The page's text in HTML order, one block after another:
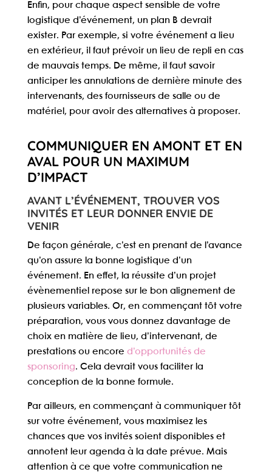
Enfin, pour chaque aspect sensible de votre
logistique d’événement, un plan B devrait
exister. Par exemple, si votre événement a lieu
en extérieur, il faut prévoir un lieu de repli en cas
de mauvais temps. De même, il faut savoir
anticiper les annulations de dernière minute des
intervenants, des fournisseurs de salle ou de
matériel, pour avoir des alternatives à proposer.
COMMUNIQUER EN AMONT ET EN
AVAL POUR UN MAXIMUM
D’IMPACT
AVANT L’ÉVÉNEMENT, TROUVER VOS
INVITÉS ET LEUR DONNER ENVIE DE
VENIR
De façon générale, c’est en prenant de l’avance
qu’on assure la bonne logistique d’un
événement. En effet, la réussite d’un projet
évènementiel repose sur le bon alignement de
plusieurs variables. Or, en commençant tôt votre
préparation, vous vous donnez davantage de
choix en matière de lieu, d’intervenant, de
prestations ou encore d’opportunités de
sponsoring. Cela devrait vous faciliter la
conception de la bonne formule.
Par ailleurs, en commençant à communiquer tôt
sur votre événement, vous maximisez les
chances que vos invités soient disponibles et
annotent leur agenda à la date prévue. Mais
attention à ce que votre communication ne